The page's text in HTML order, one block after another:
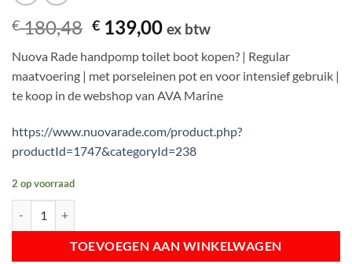
€180,48 Oorspronkelijke
was:
€ 180,48.
€ 139,00Huidige
is:
€ 139,00.
ex btw
Nuova Rade handpomp toilet boot kopen? | Regular
maatvoering | met porseleinen pot en voor intensief gebruik |
te koop in de webshop van AVA Marine
https://www.nuovarade.com/product.php?
productId=1747&categoryId=238
2 op voorraad
TOEVOEGEN AAN WINKELWAGEN